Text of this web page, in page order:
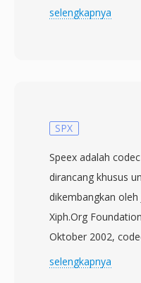
(biasanya 8 kHz
prosesor
transformasi atau
kompleks. Nada
melalui antarmuka
server konfigurasi
administrator IT
bermerek ke
selengkapnya
SPX
Speex adalah
dirancang khusus
dikembangkan oleh
Xiph.Org
Oktober 2002,
over-IP, konferensi,
selengkapnya